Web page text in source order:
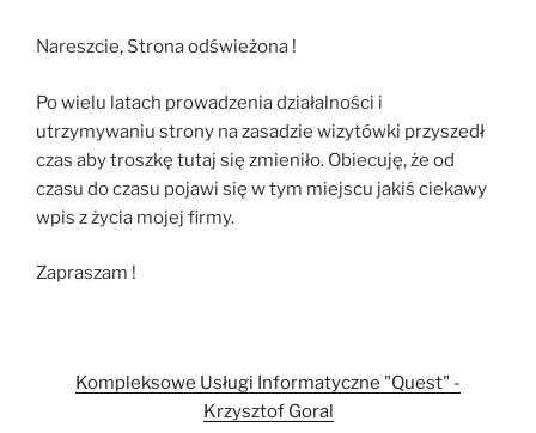
Nareszcie, Strona odświeżona !
Po wielu latach prowadzenia działalności i
utrzymywaniu strony na zasadzie wizytówki przyszedł
czas aby troszkę tutaj się zmieniło. Obiecuję, że od
czasu do czasu pojawi się w tym miejscu jakiś ciekawy
wpis z życia mojej firmy.
Zapraszam !
Kompleksowe Usługi Informatyczne "Quest" -
Krzysztof Goral